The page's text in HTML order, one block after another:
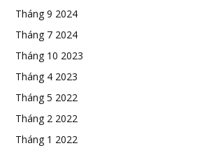
Tháng 9 2024
Tháng 7 2024
Tháng 10 2023
Tháng 4 2023
Tháng 5 2022
Tháng 2 2022
Tháng 1 2022